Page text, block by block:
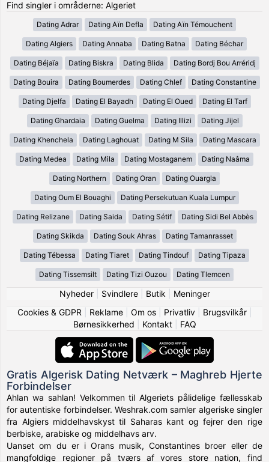
Find singler i områderne: Algeriet
Dating Adrar Dating Aïn Defla Dating Aïn Témouchent
Dating Algiers Dating Annaba Dating Batna Dating Béchar
Dating Béjaïa Dating Biskra Dating Blida Dating Bordj Bou Arréridj
Dating Bouira Dating Boumerdes Dating Chlef Dating Constantine
Dating Djelfa Dating El Bayadh Dating El Oued Dating El Tarf
Dating Ghardaia Dating Guelma Dating Illizi Dating Jijel
Dating Khenchela Dating Laghouat Dating M Sila Dating Mascara
Dating Medea Dating Mila Dating Mostaganem Dating Naâma
Dating Northern Dating Oran Dating Ouargla
Dating Oum El Bouaghi Dating Persekutuan Kuala Lumpur
Dating Relizane Dating Saida Dating Sétif Dating Sidi Bel Abbès
Dating Skikda Dating Souk Ahras Dating Tamanrasset
Dating Tébessa Dating Tiaret Dating Tindouf Dating Tipaza
Dating Tissemsilt Dating Tizi Ouzou Dating Tlemcen
Nyheder| Svindlere| Butik
Meninger
Cookies & GDPR
Reklame| Om os| Privatliv| Brugsvilkår|
Børnesikkerhed
Kontakt| FAQ
Gratis Algerisk Dating Netværk – Maghreb Hjerte
Forbindelser
Ahlan wa sahlan! Velkommen til Algeriets pålidelige fællesskab
for autentiske forbindelser. Weshrak.com samler algeriske singler
fra Algiers middelhavskyst til Saharas kant og fejrer den rige
berbiske, arabiske og middelhavs arv.
Uanset om du er i Orans musik, Constantines broer eller de
mangfoldige regioner på tværs af vores store nation, find